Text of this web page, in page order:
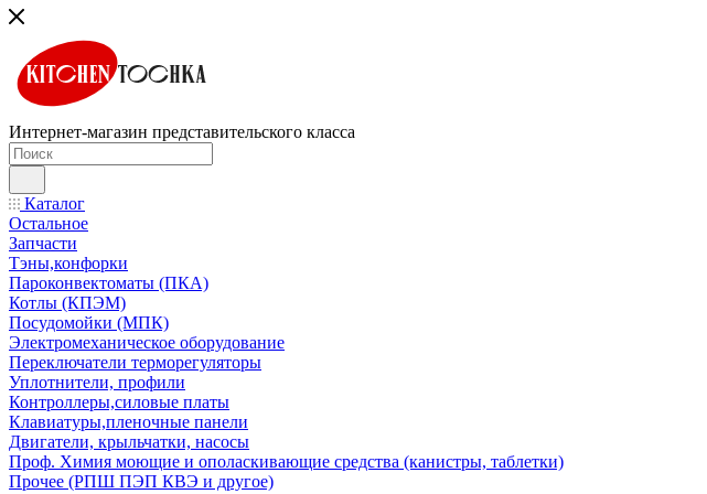
Интернет-магазин представительского класса
Каталог
Остальное
Запчасти
Тэны,конфорки
Пароконвектоматы (ПКА)
Котлы (КПЭМ)
Посудомойки (МПК)
Электромеханическое оборудование
Переключатели терморегуляторы
Уплотнители, профили
Контроллеры,силовые платы
Клавиатуры,пленочные панели
Двигатели, крыльчатки, насосы
Проф. Химия моющие и ополаскивающие средства (канистры, таблетки)
Прочее (РПШ ПЭП КВЭ и другое)